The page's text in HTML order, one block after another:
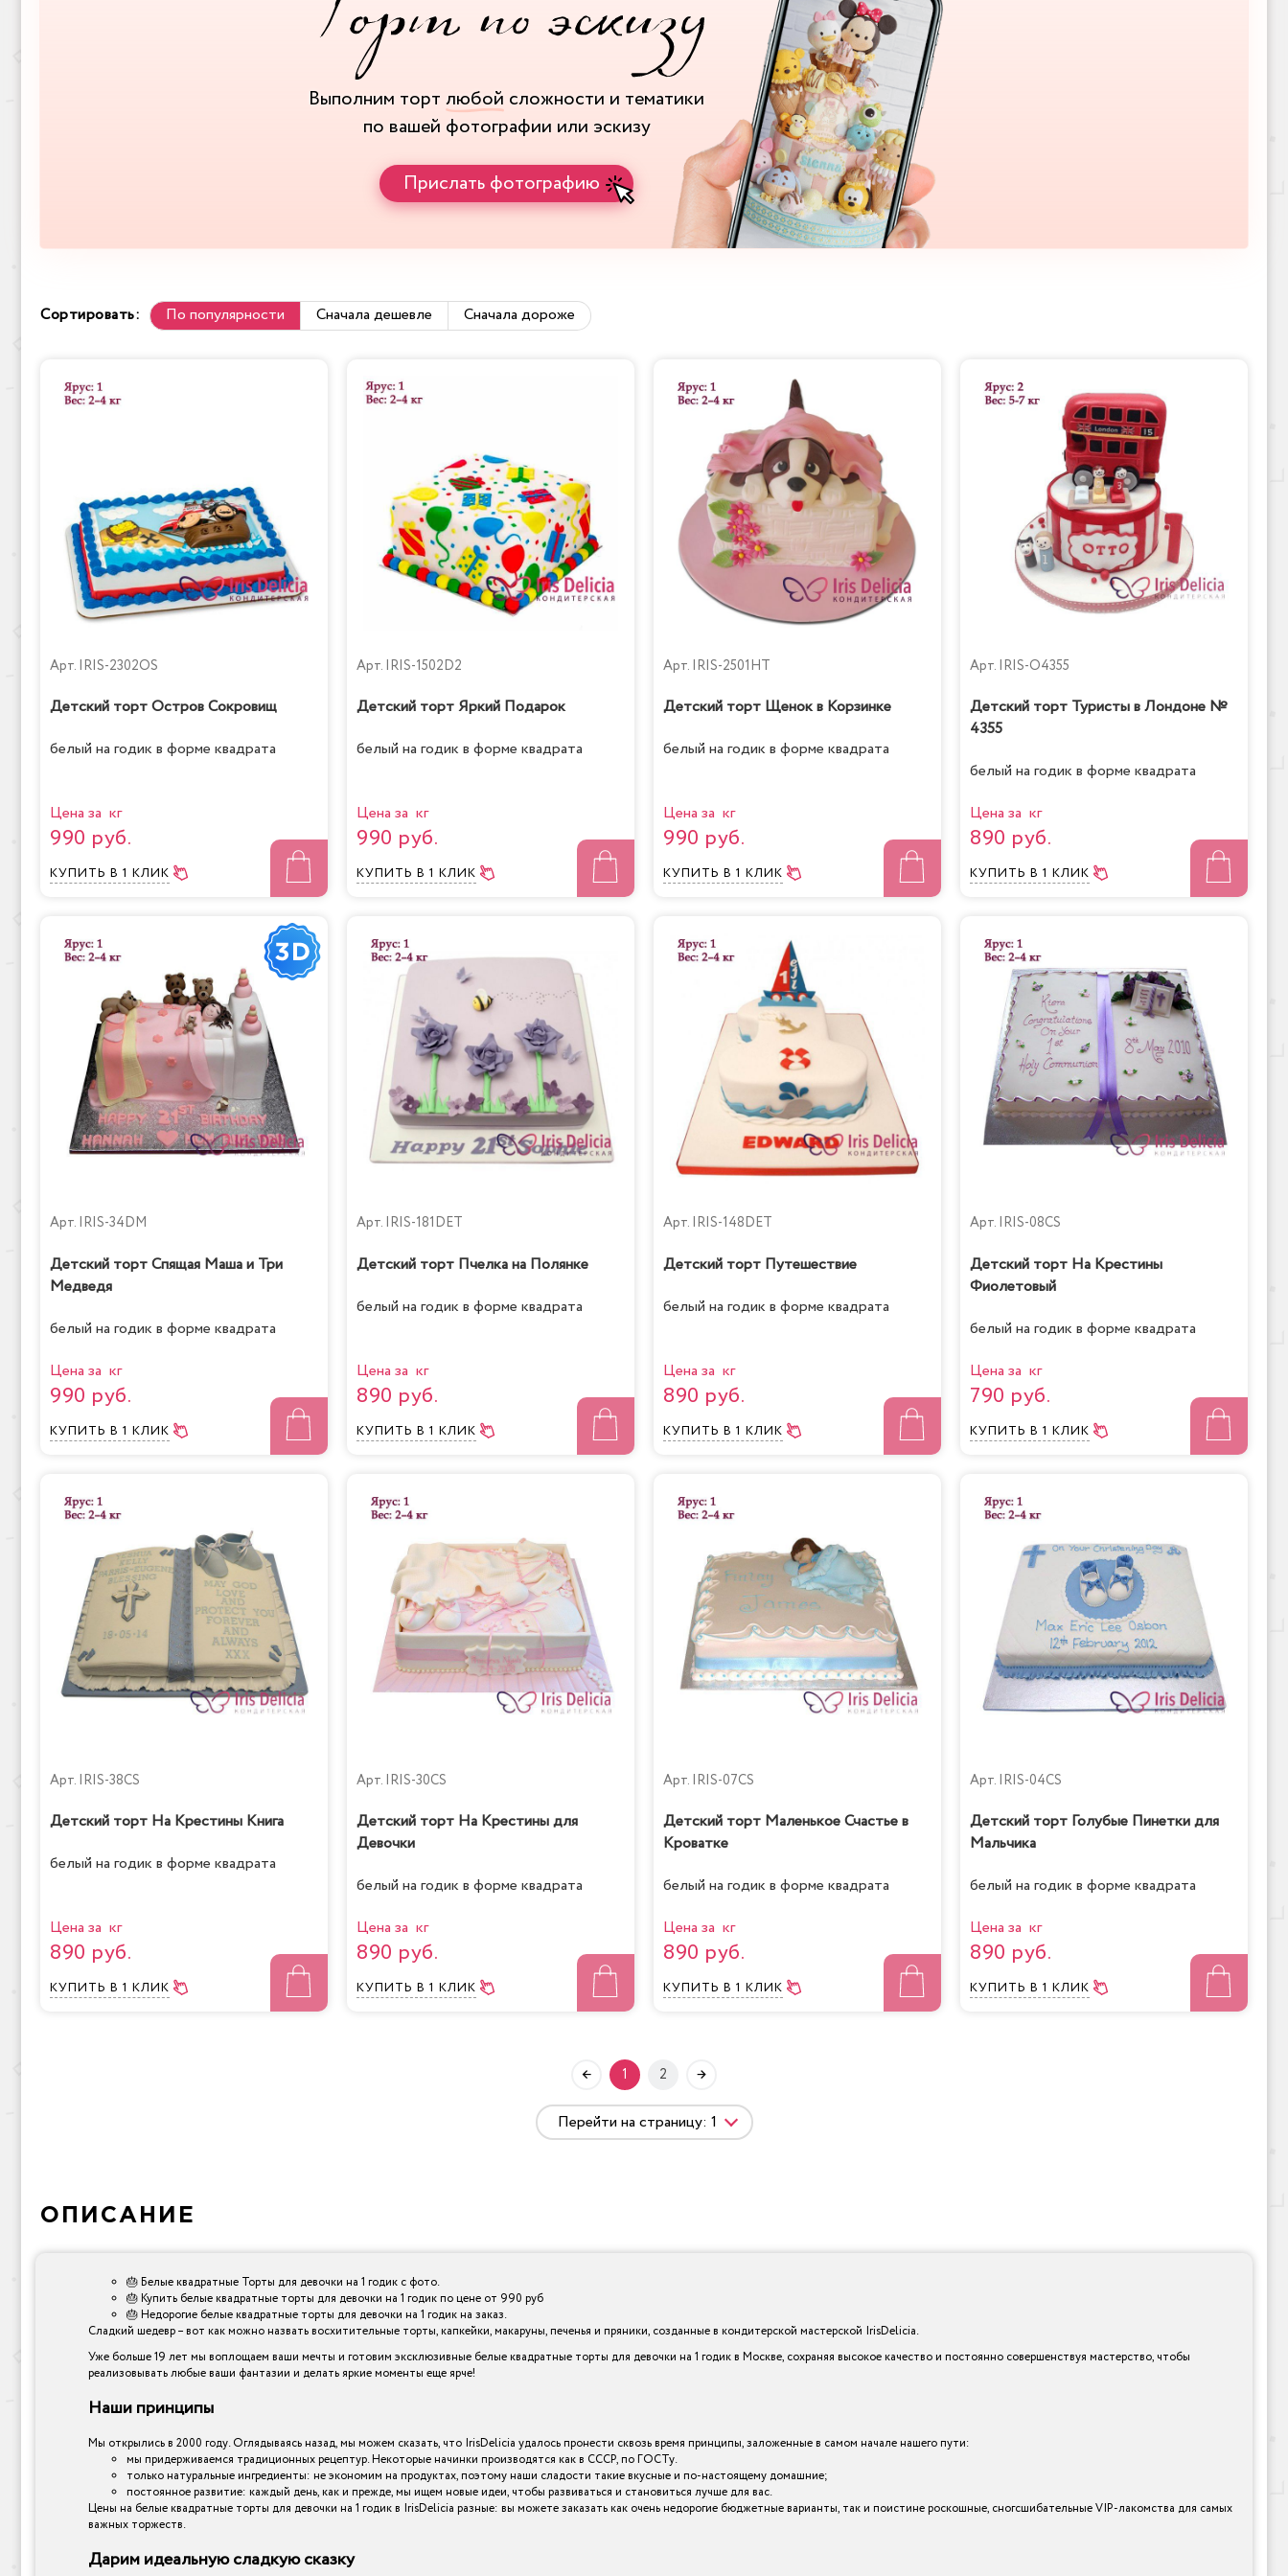
Выполним торт любой сложности и тематики
по вашей фотографии или эскизу
Прислать фотографию
Сортировать: По популярности Сначала дешевле Сначала дороже
Арт. IRIS-2302OS
Детский торт Остров Сокровищ
белый на годик в форме квадрата
Цена за кг
990 руб.
КУПИТЬ В 1 КЛИК
Арт. IRIS-1502D2
Детский торт Яркий Подарок
белый на годик в форме квадрата
Цена за кг
990 руб.
КУПИТЬ В 1 КЛИК
Арт. IRIS-2501HT
Детский торт Щенок в Корзинке
белый на годик в форме квадрата
Цена за кг
990 руб.
КУПИТЬ В 1 КЛИК
Арт. IRIS-O4355
Детский торт Туристы в Лондоне №
4355
белый на годик в форме квадрата
Цена за кг
890 руб.
КУПИТЬ В 1 КЛИК
Арт. IRIS-34DM
Детский торт Спящая Маша и Три
Медведя
белый на годик в форме квадрата
Цена за кг
990 руб.
КУПИТЬ В 1 КЛИК
Арт. IRIS-181DET
Детский торт Пчелка на Полянке
белый на годик в форме квадрата
Цена за кг
890 руб.
КУПИТЬ В 1 КЛИК
Арт. IRIS-148DET
Детский торт Путешествие
белый на годик в форме квадрата
Цена за кг
890 руб.
КУПИТЬ В 1 КЛИК
Арт. IRIS-08CS
Детский торт На Крестины
Фиолетовый
белый на годик в форме квадрата
Цена за кг
790 руб.
КУПИТЬ В 1 КЛИК
Арт. IRIS-38CS
Детский торт На Крестины Книга
белый на годик в форме квадрата
Цена за кг
890 руб.
КУПИТЬ В 1 КЛИК
Арт. IRIS-30CS
Детский торт На Крестины для
Девочки
белый на годик в форме квадрата
Цена за кг
890 руб.
КУПИТЬ В 1 КЛИК
Арт. IRIS-07CS
Детский торт Маленькое Счастье в
Кроватке
белый на годик в форме квадрата
Цена за кг
890 руб.
КУПИТЬ В 1 КЛИК
Арт. IRIS-04CS
Детский торт Голубые Пинетки для
Мальчика
белый на годик в форме квадрата
Цена за кг
890 руб.
КУПИТЬ В 1 КЛИК
1 2
ОПИСАНИЕ
🎂 Белые квадратные Торты для девочки на 1 годик с фото.
🎂 Купить белые квадратные торты для девочки на 1 годик по цене от 990 руб
🎂 Недорогие белые квадратные торты для девочки на 1 годик на заказ.
Сладкий шедевр – вот как можно назвать восхитительные торты, капкейки, макаруны, печенья и пряники, созданные в кондитерской мастерской IrisDelicia.
Уже больше 19 лет мы воплощаем ваши мечты и готовим эксклюзивные белые квадратные торты для девочки на 1 годик в Москве, сохраняя высокое качество и постоянно совершенствуя мастерство, чтобы
реализовывать любые ваши фантазии и делать яркие моменты еще ярче!
Наши принципы
Мы открылись в 2000 году. Оглядываясь назад, мы можем сказать, что IrisDelicia удалось пронести сквозь время принципы, заложенные в самом начале нашего пути:
мы придерживаемся традиционных рецептур. Некоторые начинки производятся как в СССР, по ГОСТу.
только натуральные ингредиенты: не экономим на продуктах, поэтому наши сладости такие вкусные и по-настоящему домашние;
постоянное развитие: каждый день, как и прежде, мы ищем новые идеи, чтобы развиваться и становиться лучше для вас.
Цены на белые квадратные торты для девочки на 1 годик в IrisDelicia разные: вы можете заказать как очень недорогие бюджетные варианты, так и поистине роскошные, сногсшибательные VIP-лакомства для самых
важных торжеств.
Дарим идеальную сладкую сказку